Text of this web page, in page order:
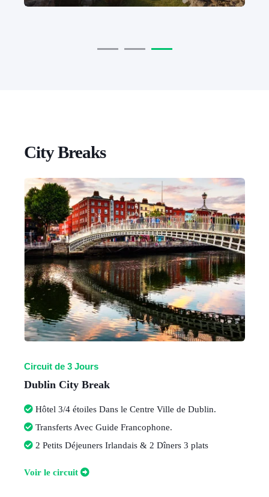
City Breaks
Circuit de 3 Jours
Dublin City Break
Hôtel 3/4 étoiles Dans le Centre Ville de Dublin.
Transferts Avec Guide Francophone.
2 Petits Déjeuners Irlandais & 2 Dîners 3 plats
Voir le circuit